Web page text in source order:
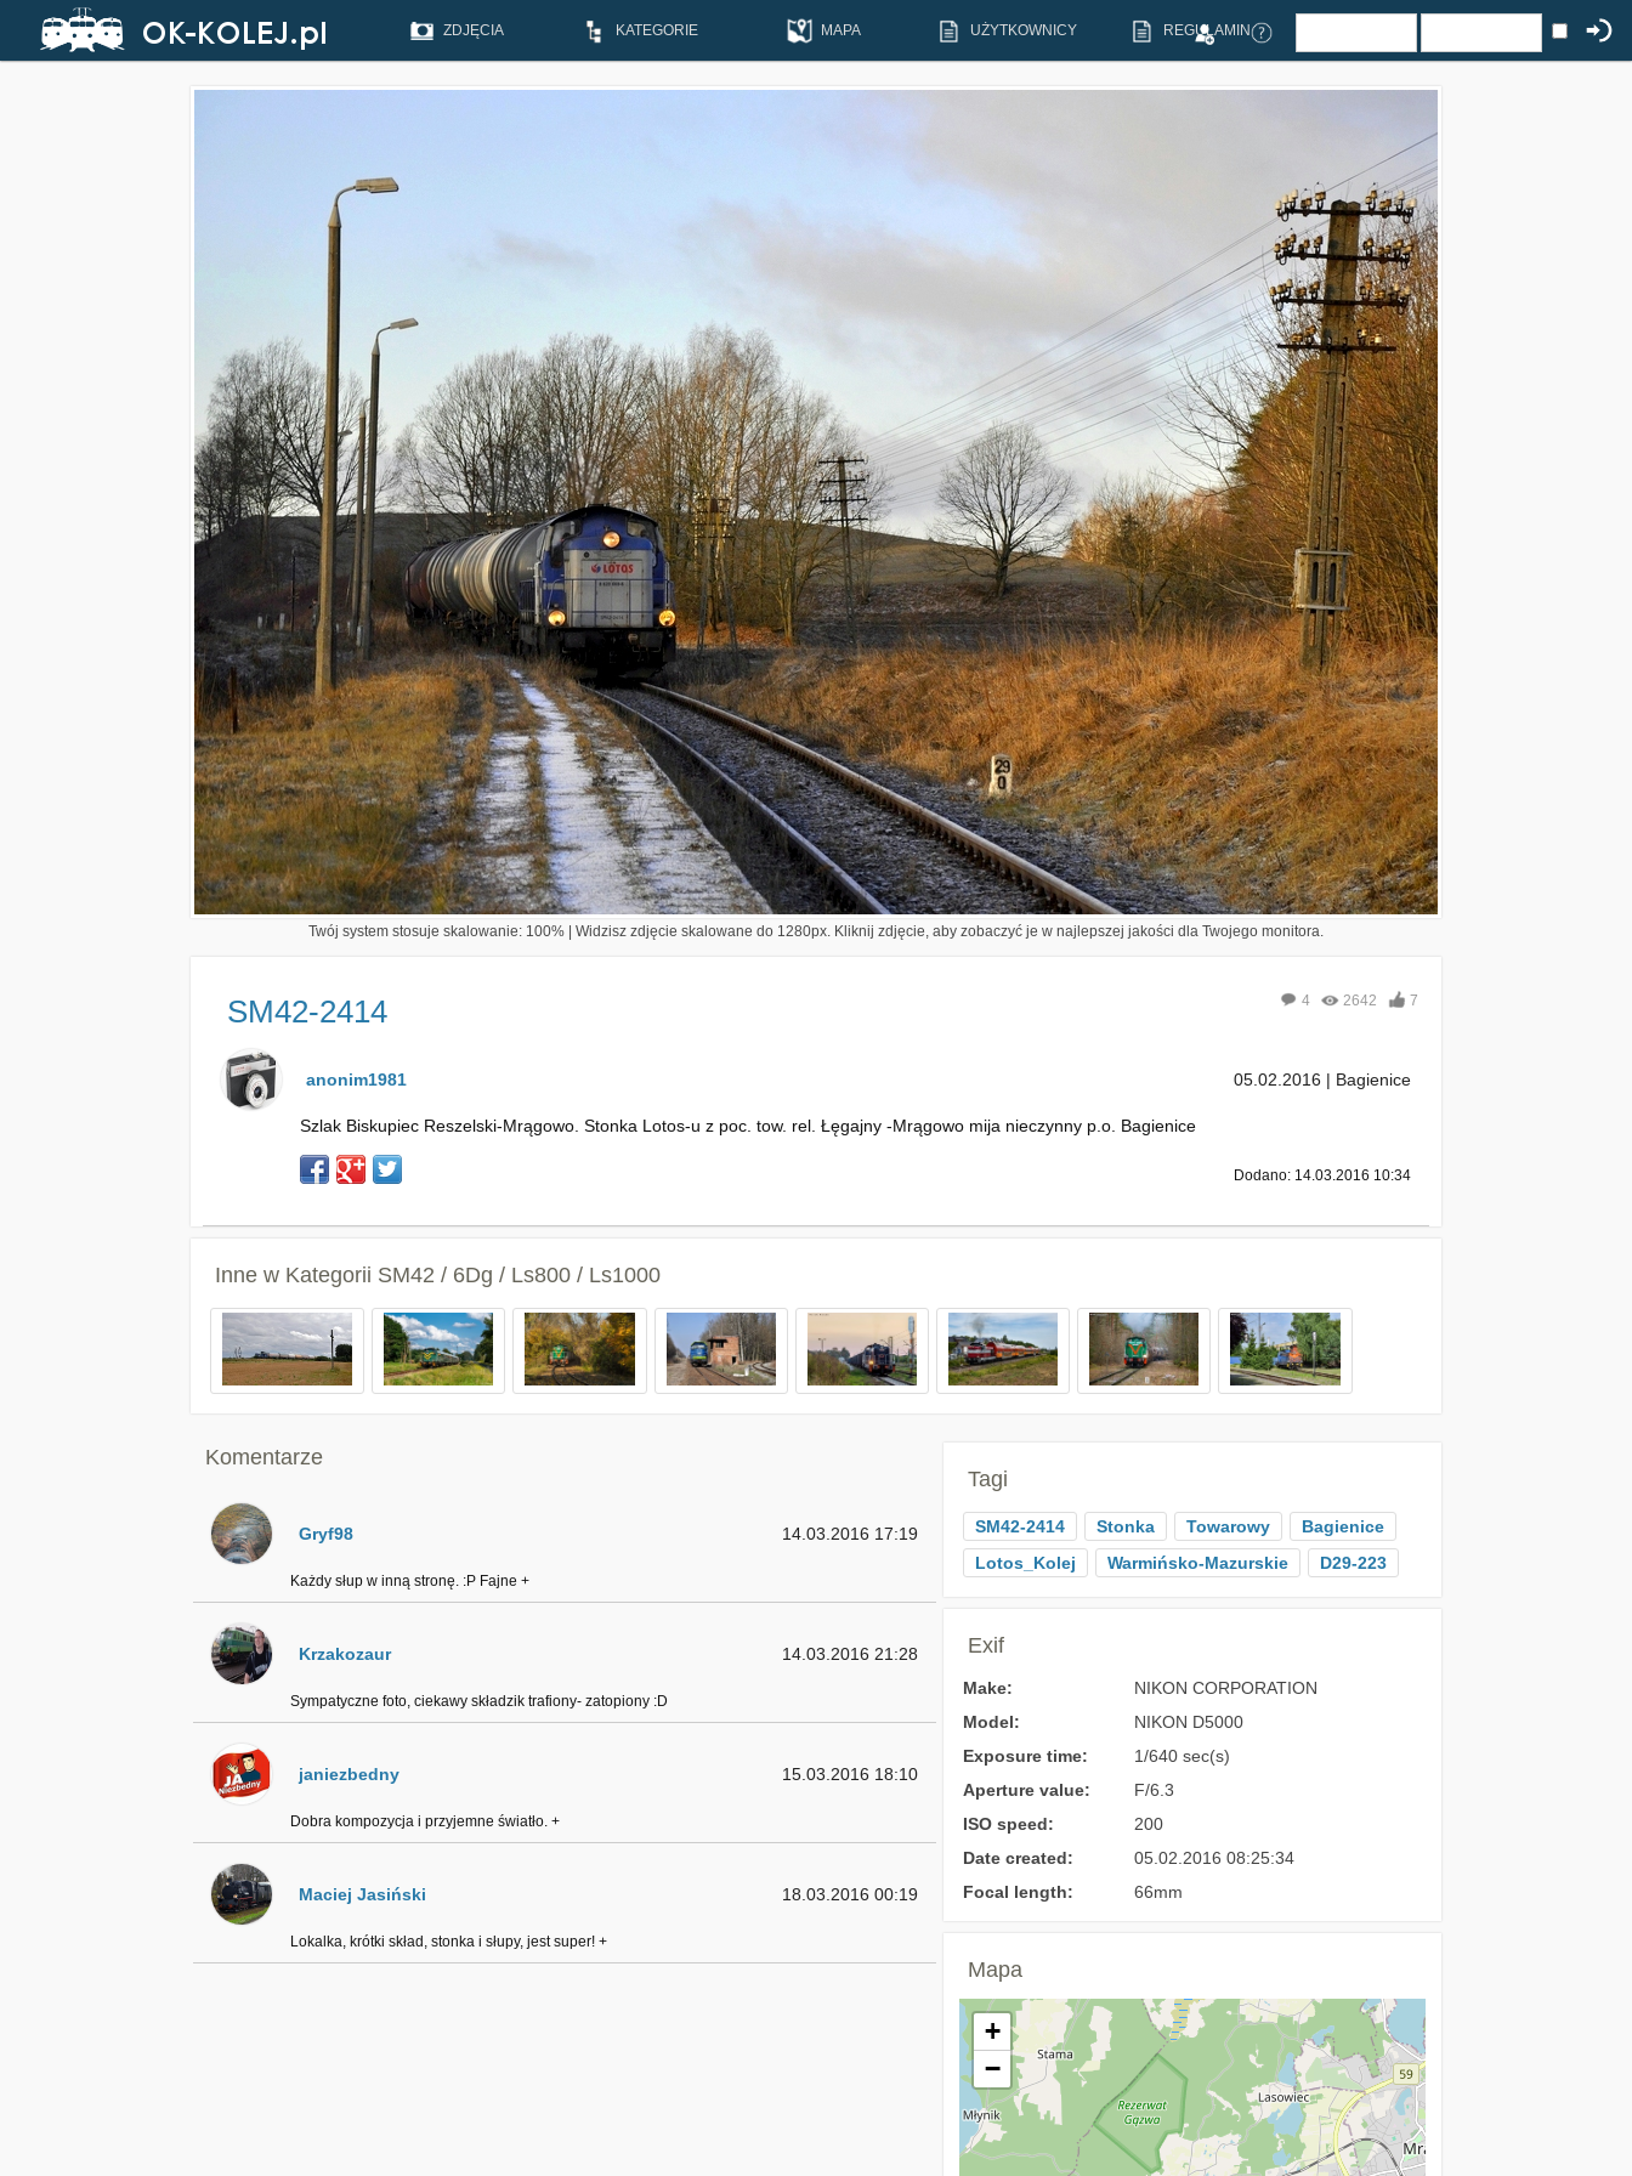
ZDJĘCIA KATEGORIE MAPA UŻYTKOWNICY REGULAMIN
Twój system stosuje skalowanie: 100% | Widzisz zdjęcie skalowane do 1280px. Kliknij zdjęcie, aby zobaczyć je w najlepszej jakości dla Twojego monitora.
SM42-2414 4 2642 7
anonim1981 05.02.2016 | Bagienice
Szlak Biskupiec Reszelski-Mrągowo. Stonka Lotos-u z poc. tow. rel. Łęgajny -Mrągowo mija nieczynny p.o. Bagienice
Dodano: 14.03.2016 10:34
Inne w Kategorii SM42 / 6Dg / Ls800 / Ls1000
Komentarze
Gryf98 14.03.2016 17:19
Każdy słup w inną stronę. :P Fajne +
Krzakozaur 14.03.2016 21:28
Sympatyczne foto, ciekawy składzik trafiony- zatopiony :D
janiezbedny 15.03.2016 18:10
Dobra kompozycja i przyjemne światło. +
Maciej Jasiński 18.03.2016 00:19
Lokalka, krótki skład, stonka i słupy, jest super! +
Tagi
SM42-2414 Stonka Towarowy
Bagienice
Lotos_Kolej
Warmińsko-Mazurskie D29-223
Exif
Make:
NIKON CORPORATION
Model:
NIKON D5000
Exposure time:
1/640 sec(s)
Aperture value:
F/6.3
ISO speed:
200
Date created:
05.02.2016 08:25:34
Focal length:
66mm
Mapa
+
−